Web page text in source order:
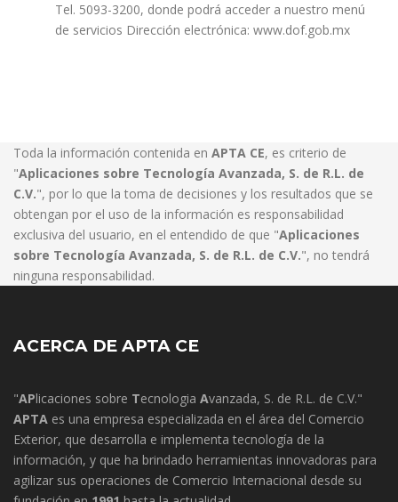
Tel. 5093-3200, donde podrá acceder a nuestro menú
de servicios Dirección electrónica: www.dof.gob.mx
Toda la información contenida en APTA CE, es criterio de
"Aplicaciones sobre Tecnología Avanzada, S. de R.L. de
C.V.", por lo que la toma de decisiones y los resultados que se
obtengan por el uso de la información es responsabilidad
exclusiva del usuario, en el entendido de que "Aplicaciones
sobre Tecnología Avanzada, S. de R.L. de C.V.", no tendrá
ninguna responsabilidad.
ACERCA DE APTA CE
"APlicaciones sobre Tecnologia Avanzada, S. de R.L. de C.V."
APTA es una empresa especializada en el área del Comercio
Exterior, que desarrolla e implementa tecnología de la
información, y que ha brindado herramientas innovadoras para
agilizar sus operaciones de Comercio Internacional desde su